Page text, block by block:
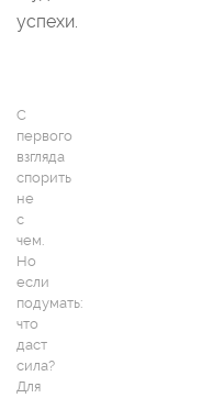
успехи.
С
первого
взгляда
спорить
не
с
чем.
Но
если
подумать:
что
даст
сила?
Для